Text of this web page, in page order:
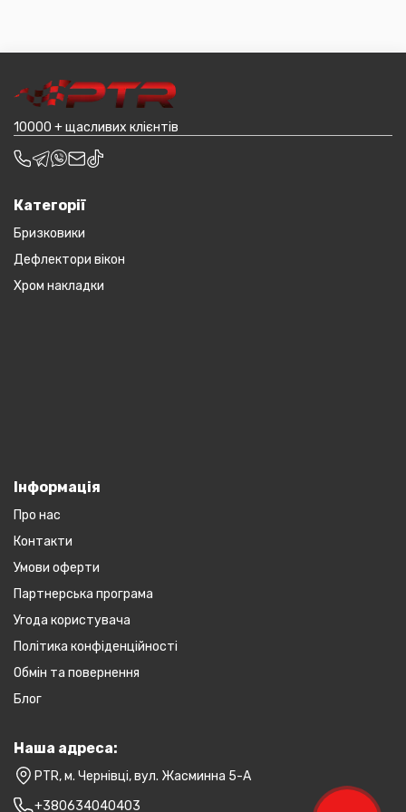
транспортування до місцявидачі (уточнювати з
10000 + щасливих клієнтів
Категорії
Бризковики
Дефлектори вікон
Хром накладки
Інформація
Про нас
Контакти
Умови оферти
Партнерська програма
Угода користувача
Політика конфіденційності
Обмін та повернення
Блог
Наша адреса:
PTR, м. Чернівці, вул. Жасминна 5-А
+380634040403